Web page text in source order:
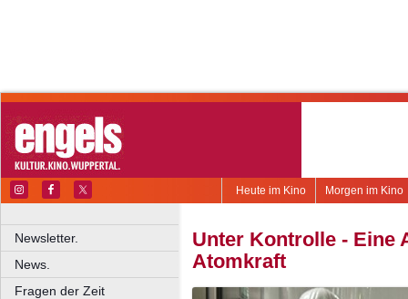
Morgen im Kino
Heute im Kino
Newsletter.
News.
Fragen der Zeit
Unter Kontrolle - Eine
Atomkraft